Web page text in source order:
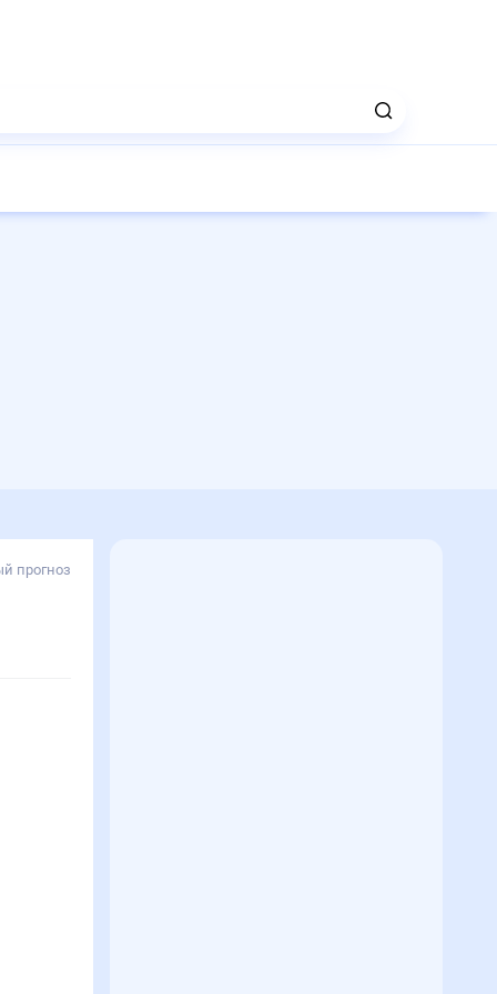
прогноз